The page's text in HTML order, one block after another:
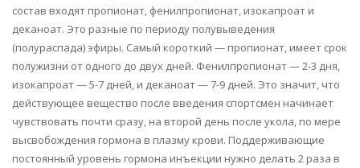
состав входят пропионат, фенилпропионат, изокапроат и
деканоат. Это разные по периоду полувыведения
(полураспада) эфиры. Самый короткий — пропионат, имеет срок
полужизни от одного до двух дней. Фенилпропионат — 2-3 дня,
изокапроат — 5-7 дней, и деканоат — 7-9 дней. Это значит, что
действующее вещество после введения спортсмен начинает
чувствовать почти сразу, на второй день после укола, по мере
высвобождения гормона в плазму крови. Поддерживающие
постоянный уровень гормона инъекции нужно делать 2 раза в